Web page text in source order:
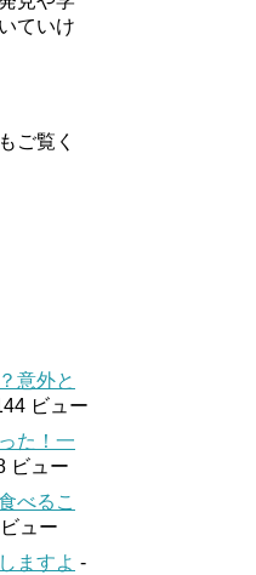
ていけ
ご覧く
意外と
ビュー
た！一
ビュー
べるこ
ュー
ますよ -